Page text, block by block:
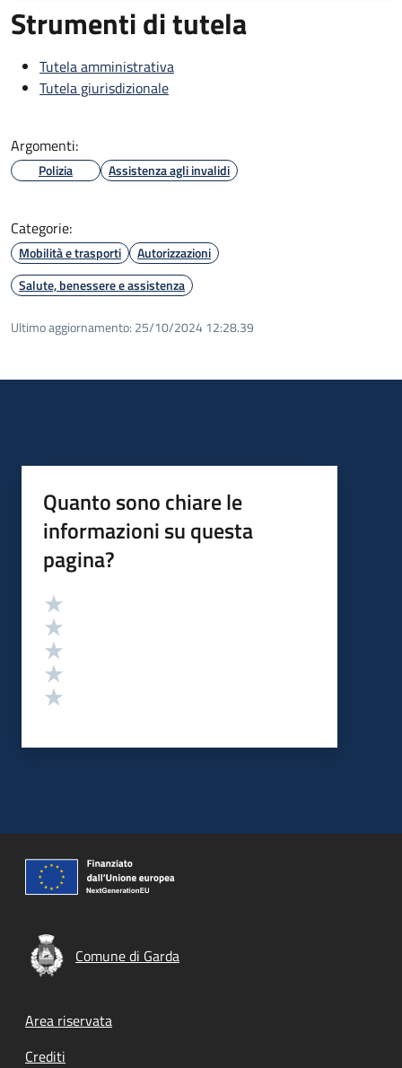
Strumenti di tutela
Tutela amministrativa
Tutela giurisdizionale
Argomenti:
Polizia Assistenza agli invalidi
Categorie:
Mobilità e trasporti
Autorizzazioni
Salute, benessere e assistenza
Ultimo aggiornamento: 25/10/2024 12:28.39
Quanto sono chiare le
informazioni su questa
pagina?
Valutazione
Comune di Garda
Footer menu
Area riservata
Crediti